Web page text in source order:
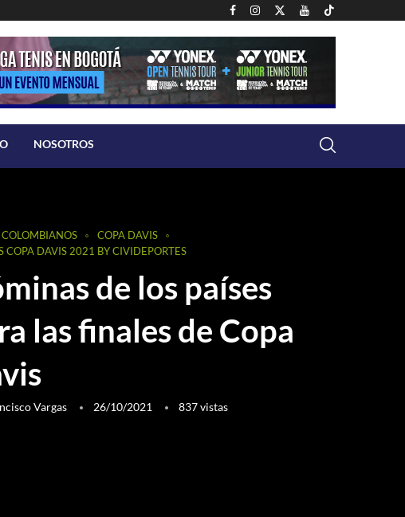
NOSOTROS
COLOMBIANOS
COPA DAVIS
COPA DAVIS 2021 BY CIVIDEPORTES
de los países
las finales de Copa
Vargas 26/10/2021 837vistas